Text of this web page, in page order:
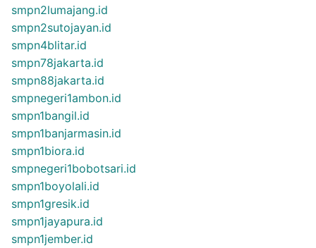
smpn2lumajang.id
smpn2sutojayan.id
smpn4blitar.id
smpn78jakarta.id
smpn88jakarta.id
smpnegeri1ambon.id
smpn1bangil.id
smpn1banjarmasin.id
smpn1biora.id
smpnegeri1bobotsari.id
smpn1boyolali.id
smpn1gresik.id
smpn1jayapura.id
smpn1jember.id